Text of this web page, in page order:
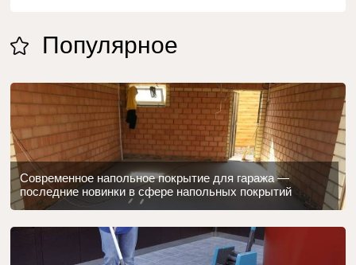
Популярное
Современное напольное покрытие для гаража —
последние новинки в сфере напольных покрытий